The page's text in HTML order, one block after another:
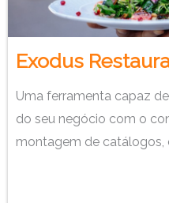
Exodus
Uma ferramenta capaz
do seu negócio com o
montagem de catálogos,